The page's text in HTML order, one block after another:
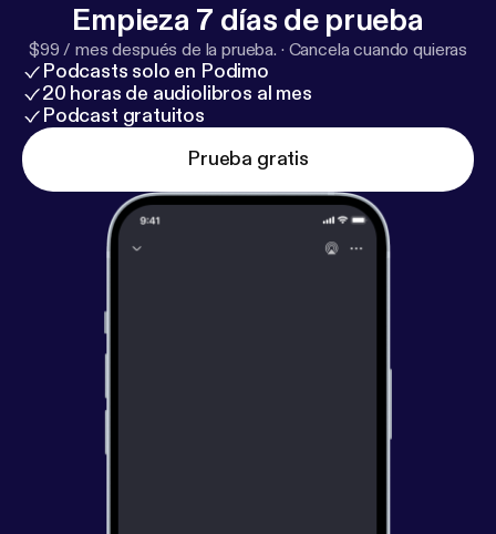
Empieza 7 días de prueba
$99 / mes después de la prueba. · Cancela cuando quieras
Podcasts solo en Podimo
20 horas de audiolibros al mes
Podcast gratuitos
Prueba gratis